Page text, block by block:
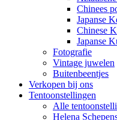
Chinees
Japanse
Chinese
Japanse
Fotografie
Vintage juwelen
Buitenbeentjes
Verkopen bij ons
Tentoonstellingen
Alle
Helena